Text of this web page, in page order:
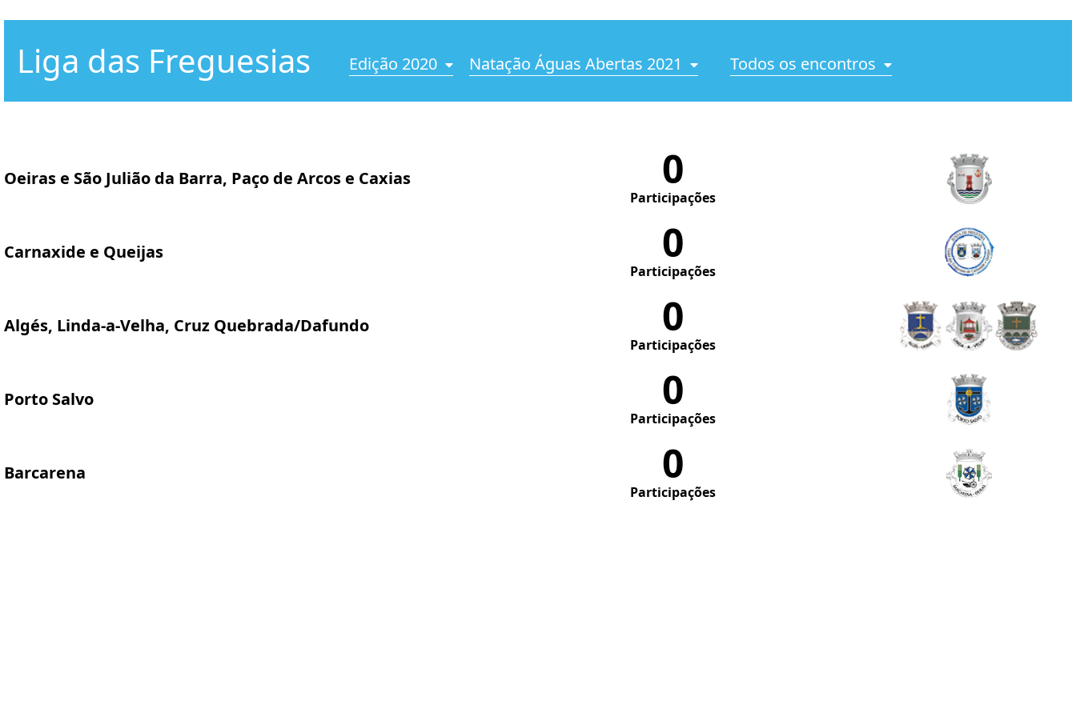
Liga das Freguesias Edição 2020 Natação Águas Abertas 2021 Todos os encontros
Oeiras e São Julião da Barra, Paço de Arcos e Caxias 0
Participações
Carnaxide e Queijas 0
Participações
Algés, Linda-a-Velha, Cruz Quebrada/Dafundo 0
Participações
Porto Salvo 0
Participações
Barcarena 0
Participações